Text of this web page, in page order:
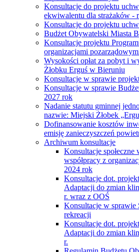
Konsultacje do projektu
ekwiwalentu dla strażaków -
Konsultacje do projektu
Budżet Obywatelski Miasta
Konsultacje projektu
organizacjami
Wysokości opłat za pobyt i
Żłobku Erguś w Bieruniu
Konsultacje w sprawie
Konsultacje w sprawie
2027 rok
Nadanie statutu gminnej
nazwie: Miejski Żłobek
Dofinansowanie kosztów
emisję zanieczyszczeń
Archiwum konsultacje
Konsultacje społeczne
współpracy z
2024 rok
Konsultacje dot.
Adaptacji do zmian
r. wraz z OOŚ
Konsultacje w sprawie
rekreacji
Konsultacje dot.
Adaptacji do zmian
r.